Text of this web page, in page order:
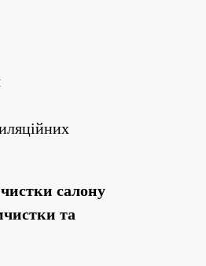
салону
та